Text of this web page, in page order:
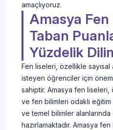
amaçlıyoruz.
Amasya Fen
Taban
Yüzdelik
Fen liseleri, özellikle
isteyen öğrenciler için
sahiptir. Amasya fen
ve fen bilimleri odaklı eğitim
ve temel bilimler
hazırlamaktadır. Amasya